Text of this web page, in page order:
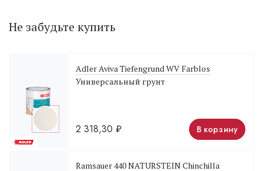
Не забудьте купить
Adler Aviva Tiefengrund WV Farblos
Универсальный грунт
2 318,30 ₽ В корзину
Ramsauer 440 NATURSTEIN Chinchilla